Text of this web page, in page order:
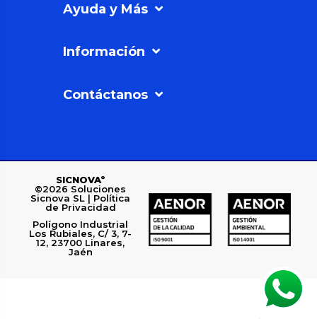
Ayuda y Más
Información
Contáctanos
SICNOVAº
©2026 Soluciones
Sicnova SL | Política
de Privacidad
Polígono Industrial
Los Rubiales, C/ 3, 7-
12, 23700 Linares,
Jaén